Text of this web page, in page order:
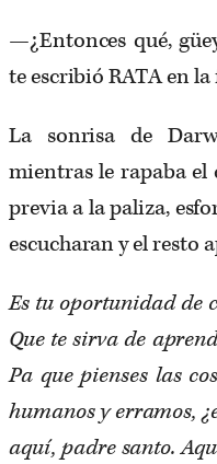
—¿Entonces qué,
te escribió RATA en la
La sonrisa de
mientras le rapaba el
previa a la paliza,
escucharan y el resto
Es tu oportunidad de
Que te sirva de
Pa que pienses las
humanos y erramos,
aquí, padre santo.